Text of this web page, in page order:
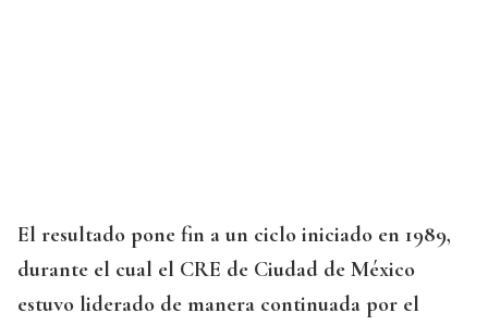
El resultado pone fin a un ciclo iniciado en 1989,
durante el cual el CRE de Ciudad de México
estuvo liderado de manera continuada por el